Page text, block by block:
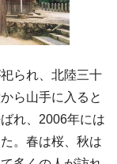
られ、北陸三十
ら山手に入ると
れ、2006年には
。春は桜、秋は